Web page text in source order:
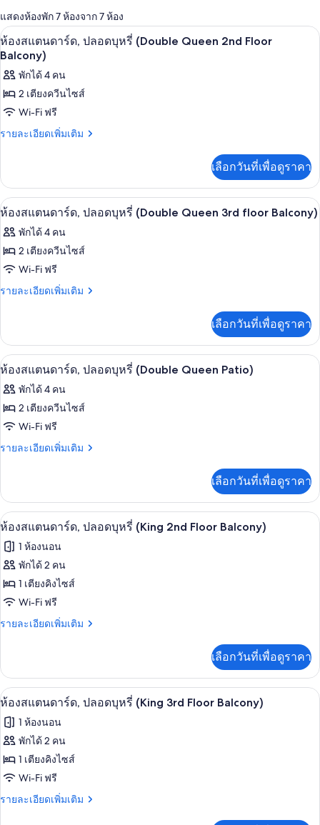
ที่
มี
ให้
สำหรับ
ห้อง
พัก
แสดงห้องพัก 7 ห้องจาก 7 ห้อง
เปิด
ภาพถ่าย
ทั้งหมด
ของ
ห้อง
สแตนดาร์ด,
บุหรี่
(Double
Queen
2nd
Floor
Balcony)
3
ห้องสแตนดาร์ด, ปลอดบุหรี่ (Double Queen 2nd Floor
Balcony)
พักได้ 4 คน
2 เตียงควีนไซส์
Wi-Fi ฟรี
รายละเอียดเพิ่มเติม
ราย
เกี่ยว
กับ
ห้อง
ปลอด
บุหรี่
Queen
2nd
เลือกวันที่เพื่อดูราคา
เปิด
ภาพถ่าย
ทั้งหมด
ของ
ห้อง
บุหรี่
(Double
Queen
3rd
floor
Balcony)
4
ห้องสแตนดาร์ด, ปลอดบุหรี่ (Double Queen 3rd floor Balcony)
พักได้ 4 คน
2 เตียงควีนไซส์
Wi-Fi ฟรี
รายละเอียดเพิ่มเติม
ราย
เกี่ยว
กับ
ห้อง
ปลอด
บุหรี่
Queen
3rd
เลือกวันที่เพื่อดูราคา
เปิด
ภาพถ่าย
ทั้งหมด
ของ
ห้อง
บุหรี่
(Double
Queen
Patio)
ห้องสแตนดาร์ด, ปลอดบุหรี่ (Double
4
ห้องสแตนดาร์ด, ปลอดบุหรี่ (Double Queen Patio)
พักได้ 4 คน
2 เตียงควีนไซส์
Wi-Fi ฟรี
รายละเอียดเพิ่มเติม
ราย
เกี่ยว
กับ
ห้อง
ปลอด
บุหรี่
(Double
Queen
Patio)
เลือกวันที่เพื่อดูราคา
เปิด
ภาพถ่าย
ทั้งหมด
ของ
ห้อง
สแตนดาร์ด,
บุหรี่
(King
2nd
Floor
Balcony)
2
ห้องสแตนดาร์ด, ปลอดบุหรี่ (King 2nd Floor Balcony)
1 ห้องนอน
พักได้ 2 คน
1 เตียงคิงไซส์
Wi-Fi ฟรี
รายละเอียดเพิ่มเติม
ราย
เกี่ยว
กับ
ห้อง
ปลอด
บุหรี่
2nd
Floor
เลือกวันที่เพื่อดูราคา
เปิด
ภาพถ่าย
ทั้งหมด
ของ
ห้อง
สแตนดาร์ด,
4
ห้องสแตนดาร์ด, ปลอดบุหรี่ (King 3rd Floor Balcony)
1 ห้องนอน
พักได้ 2 คน
1 เตียงคิงไซส์
Wi-Fi ฟรี
รายละเอียดเพิ่มเติม
ราย